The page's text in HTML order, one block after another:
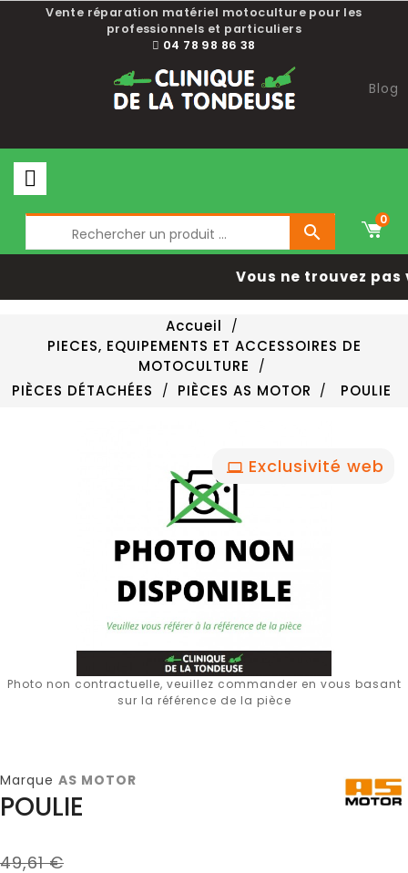
Vente réparation matériel motoculture pour les
professionnels et particuliers
04 78 98 86 38
Blog

0
Vous ne trouvez
Accueil
PIECES, EQUIPEMENTS ET ACCESSOIRES DE
MOTOCULTURE
PIÈCES DÉTACHÉES
PIÈCES AS MOTOR POULIE
Exclusivité web
Photo non contractuelle, veuillez commander en vous basant
sur la référence de la pièce
Marque AS MOTOR
POULIE
49,61 €